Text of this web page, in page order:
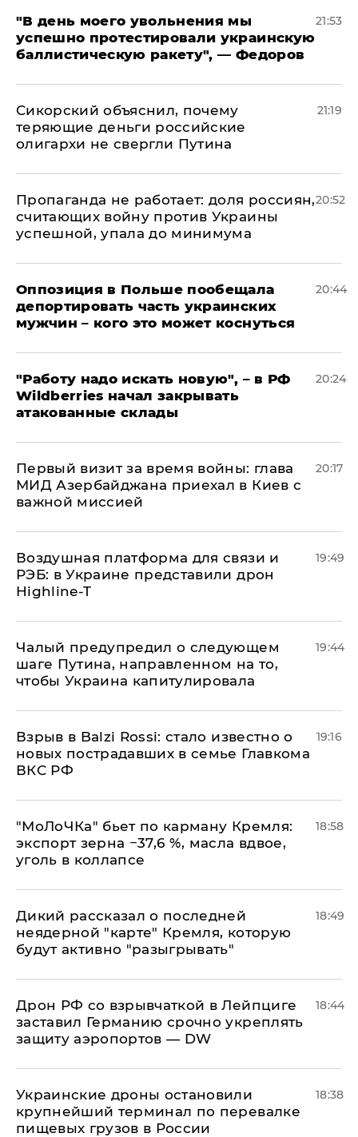
​"В день моего увольнения мы
успешно протестировали украинскую
баллистическую ракету", — Федоров
21:53
Сикорский объяснил, почему
теряющие деньги российские
олигархи не свергли Путина
21:19
​Пропаганда не работает: доля россиян,
считающих войну против Украины
успешной, упала до минимума
20:52
Оппозиция в Польше пообещала
депортировать часть украинских
мужчин – кого это может коснуться
20:44
"Работу надо искать новую", – в РФ
Wildberries начал закрывать
атакованные склады
20:24
Первый визит за время войны: глава
МИД Азербайджана приехал в Киев с
важной миссией
20:17
Воздушная платформа для связи и
РЭБ: в Украине представили дрон
Highline-T
19:49
Чалый предупредил о следующем
шаге Путина, направленном на то,
чтобы Украина капитулировала
19:44
Взрыв в Balzi Rossi: стало известно о
новых пострадавших в семье Главкома
ВКС РФ
19:16
​"МоЛоЧКа" бьет по карману Кремля:
экспорт зерна −37,6 %, масла вдвое,
уголь в коллапсе
18:58
Дикий рассказал о последней
неядерной "карте" Кремля, которую
будут активно "разыгрывать"
18:49
​Дрон РФ со взрывчаткой в Лейпциге
заставил Германию срочно укреплять
защиту аэропортов — DW
18:44
Украинские дроны остановили
крупнейший терминал по перевалке
пищевых грузов в России
18:38